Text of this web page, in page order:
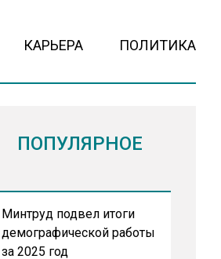
КАРЬЕРА ПОЛИТИКА
ПОПУЛЯРНОЕ
Минтруд подвел итоги
демографической работы
за 2025 год